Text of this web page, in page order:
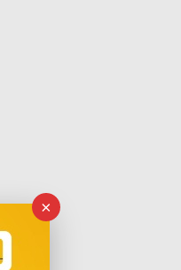
×